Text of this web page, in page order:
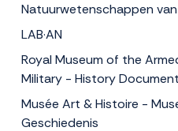
Natuurwetenschappen van
LAB·AN
Royal Museum of the
Military - History
Musée Art & Histoire -
Geschiedenis